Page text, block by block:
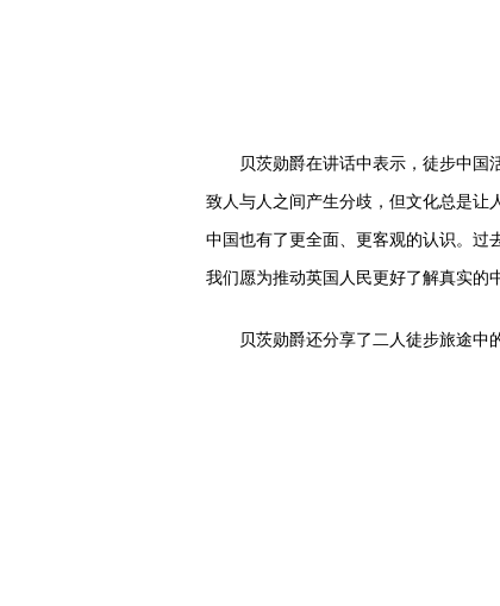
贝茨勋爵在讲话中表示，徒步中国活
致人与人之间产生分歧，但文化总是让
中国也有了更全面、更客观的认识。过
我们愿为推动英国人民更好了解真实的
贝茨勋爵还分享了二人徒步旅途中的